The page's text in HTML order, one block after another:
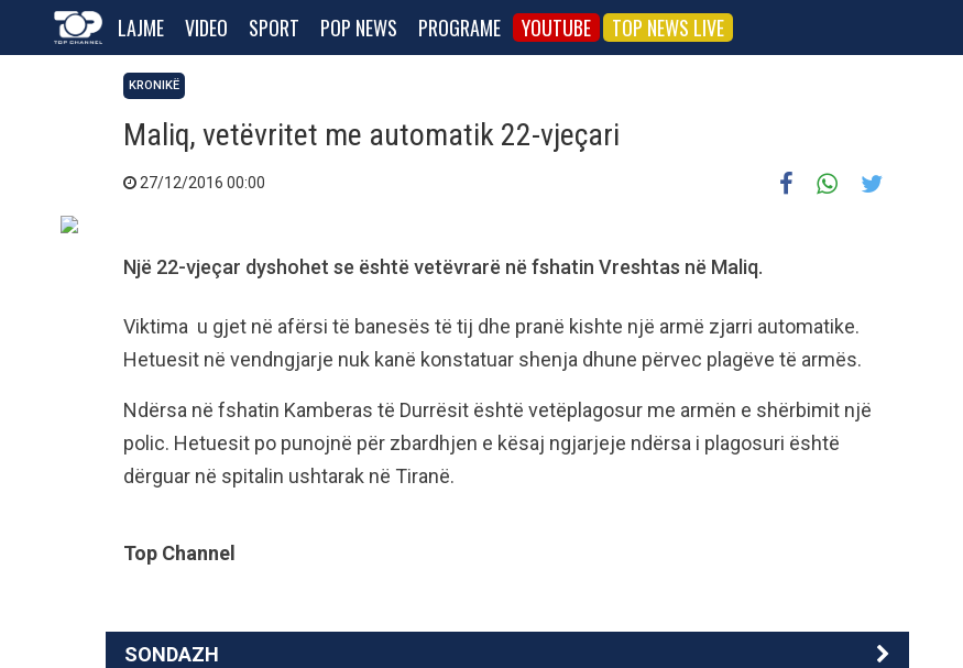
LAJME VIDEO SPORT POP NEWS PROGRAME YOUTUBE TOP NEWS LIVE
KRONIKË
Maliq, vetëvritet me automatik 22-vjeçari
27/12/2016 00:00
Një 22-vjeçar dyshohet se është vetëvrarë në fshatin Vreshtas në Maliq.
Viktima u gjet në afërsi të banesës të tij dhe pranë kishte një armë zjarri automatike.
Hetuesit në vendngjarje nuk kanë konstatuar shenja dhune përvec plagëve të armës.
Ndërsa në fshatin Kamberas të Durrësit është vetëplagosur me armën e shërbimit një
polic. Hetuesit po punojnë për zbardhjen e kësaj ngjarjeje ndërsa i plagosuri është
dërguar në spitalin ushtarak në Tiranë.
Top Channel
SONDAZH